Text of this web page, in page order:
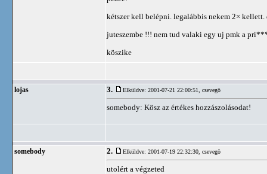
kétszer kell belépni. legalábbis nekem 2×
juteszembe !!! nem tud valaki egy uj pmk a
köszike
lojas 3. Elküldve: 2001-07-21 22:00:51, csevegö
somebody: Kösz az értékes hozzászolásodat!
somebody 2. Elküldve: 2001-07-19 22:32:30, csevegö
utolért a végzeted